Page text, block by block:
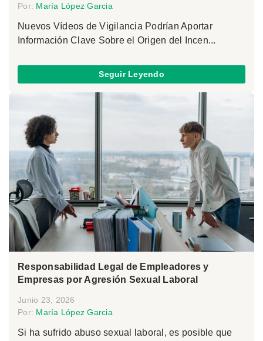
Por: María López Garcia
Nuevos Vídeos de Vigilancia Podrían Aportar
Información Clave Sobre el Origen del Incen...
Seguir Leyendo
Responsabilidad Legal de Empleadores y
Empresas por Agresión Sexual Laboral
Junio 23, 2026
Por: María López Garcia
Si ha sufrido abuso sexual laboral, es posible que